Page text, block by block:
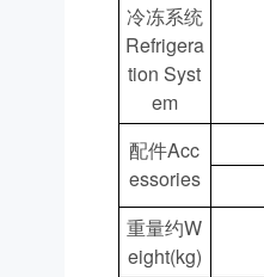
冷冻系统
Refrigera
tion Syst
em
配件Acc
essories
重量约W
eight(kg)